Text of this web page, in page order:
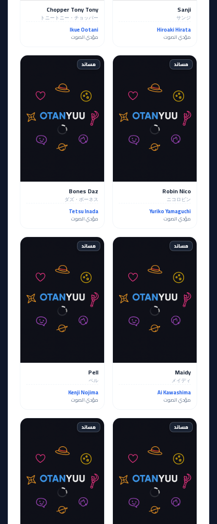
Sanji
サンジ
Hiroaki Hirata
مؤدي الصوت
Chopper Tony Tony
トニートニー・チョッパー
Ikue Ootani
مؤدي الصوت
مساند
Robin Nico
ニコロビン
Yuriko Yamaguchi
مؤدي الصوت
مساند
Bones Daz
ダズ・ボーネス
Tetsu Inada
مؤدي الصوت
مساند
Maidy
メイディ
Ai Kawashima
مؤدي الصوت
مساند
Pell
ペル
Kenji Nojima
مؤدي الصوت
مساند مساند